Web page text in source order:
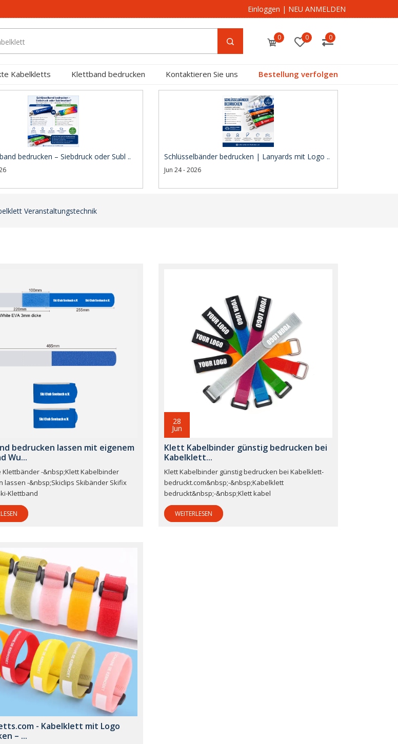
Einloggen | NEU ANMELDEN
0 0 0
Kabelkletts Klettband bedrucken Kontaktieren Sie uns Bestellung verfolgen
bedrucken – Siebdruck oder Subl .. Schlüsselbänder bedrucken | Lanyards mit Logo ..
Jun 24 - 2026
Veranstaltungstechnik
bedrucken lassen mit eigenem
Wu...
Klettbänder -&nbsp;Klett Kabelbinder
lassen -&nbsp;Skiclips Skibänder Skifix
Klettband
28
Jun
Klett Kabelbinder günstig bedrucken bei
Kabelklett...
Klett Kabelbinder günstig bedrucken bei Kabelklett-
bedruckt.com&nbsp;-&nbsp;Kabelklett
bedruckt&nbsp;-&nbsp;Klett kabel
WEITERLESEN
- Kabelklett mit Logo
– ...